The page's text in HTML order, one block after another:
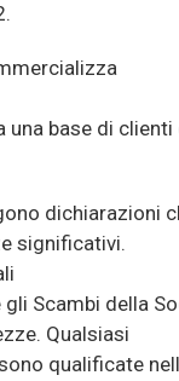
base di
dichiarazioni
significativi.
Scambi della
Qualsiasi
qualificate